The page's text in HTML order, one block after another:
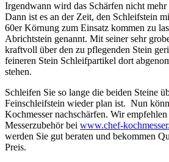
Irgendwann wird das Schärfen nicht mehr
Dann ist es an der Zeit, den Schleifstein
60er Körnung zum Einsatz kommen zu
Abrichtstein genannt. Mit seiner sehr
kraftvoll über den zu pflegenden Stein
feineren Stein Schleifpartikel dort
stehen.
Schleifen Sie so lange die beiden Steine
Feinschleifstein wieder plan ist. Nun
Kochmesser nachschärfen. Wir
Messerzubehör bei www.chef-
werden Sie gut beraten und bekommen
Preis.